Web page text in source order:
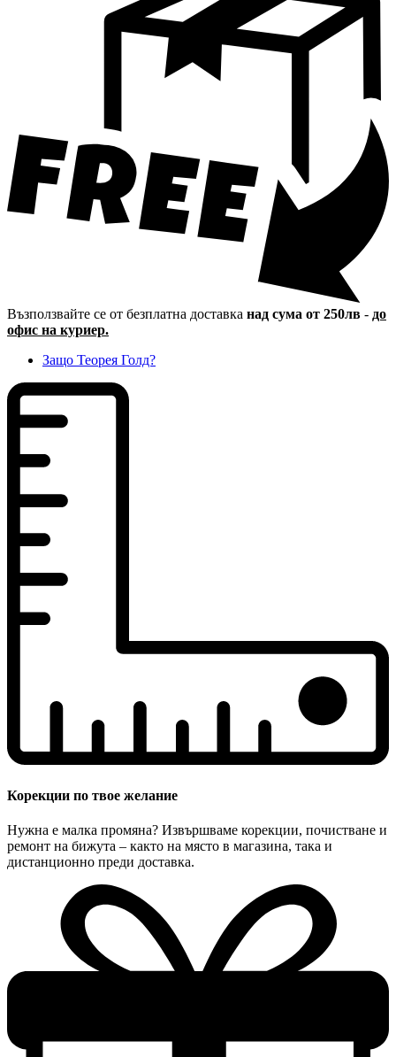
Възползвайте се от безплатна доставка над сума от 250лв - до
офис на куриер.
Защо Теорея Голд?
Корекции по твое желание
Нужна е малка промяна? Извършваме корекции, почистване и
ремонт на бижута – както на място в магазина, така и
дистанционно преди доставка.